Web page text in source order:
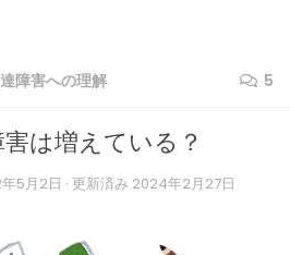
障害への理解 5
は増えている？
5月2日 · 更新済み 2024年2月27日